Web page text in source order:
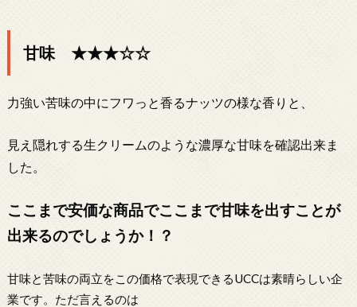
甘味 ★★★☆☆
力強い苦味の中にフワっと香るナッツの様な香りと、
見え隠れする生クリームのような濃厚な甘味を確認出来ま
した。
ここまで安価な商品でここまで甘味を出すことが
出来るのでしょうか！？
甘味と苦味の両立をこの価格で表現できるUCCは素晴らしい企
業です。ただ言えるのは